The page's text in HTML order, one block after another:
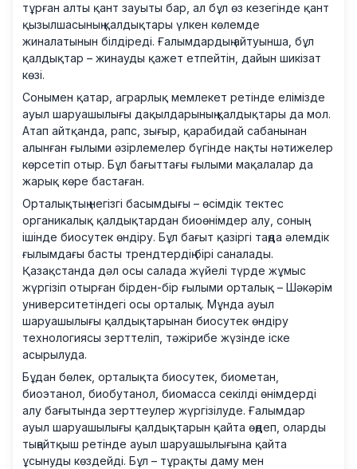
тұрған алты қант зауыты бар, ал бұл өз кезегінде қант
қызылшасының қалдықтары үлкен көлемде
жиналатынын білдіреді. Ғалымдардың айтуынша, бұл
қалдықтар – жинауды қажет етпейтін, дайын шикізат
көзі.
Сонымен қатар, аграрлық мемлекет ретінде елімізде
ауыл шаруашылығы дақылдарының қалдықтары да мол.
Атап айтқанда, рапс, зығыр, қарабидай сабанынан
алынған ғылыми әзірлемелер бүгінде нақты нәтижелер
көрсетіп отыр. Бұл бағыттағы ғылыми мақалалар да
жарық көре бастаған.
Орталықтың негізгі басымдығы – өсімдік тектес
органикалық қалдықтардан биоөнімдер алу, соның
ішінде биосутек өндіру. Бұл бағыт қазіргі таңда әлемдік
ғылымдағы басты трендтердің бірі саналады.
Қазақстанда дәл осы салада жүйелі түрде жұмыс
жүргізіп отырған бірден-бір ғылыми орталық – Шәкәрім
университетіндегі осы орталық. Мұнда ауыл
шаруашылығы қалдықтарынан биосутек өндіру
технологиясы зерттеліп, тәжірибе жүзінде іске
асырылуда.
Бұдан бөлек, орталықта биосутек, биометан,
биоэтанол, биобутанол, биомасса секілді өнімдерді
алу бағытында зерттеулер жүргізілуде. Ғалымдар
ауыл шаруашылығы қалдықтарын қайта өңдеп, оларды
тыңайтқыш ретінде ауыл шаруашылығына қайта
ұсынуды көздейді. Бұл – тұрақты даму мен